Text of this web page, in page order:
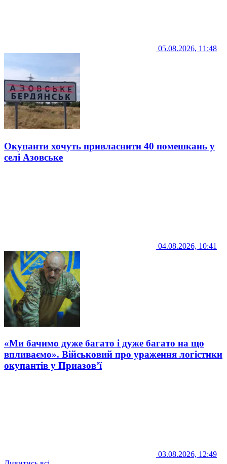
05.08.2026, 11:48
Окупанти хочуть привласнити 40 помешкань у
селі Азовське
04.08.2026, 10:41
«Ми бачимо дуже багато і дуже багато на що
впливаємо». Військовий про ураження логістики
окупантів у Приазов’ї
03.08.2026, 12:49